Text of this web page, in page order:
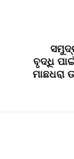
ବୃଦ୍ଧି
ମାଛଧରା